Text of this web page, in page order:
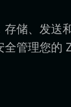
储、发送
管理您的